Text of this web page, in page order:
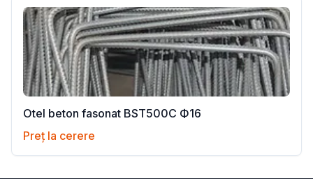
Otel beton fasonat BST500C Ф16
Preț la cerere